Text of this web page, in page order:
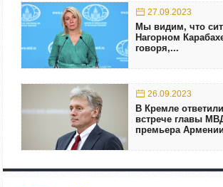
27.09.2023
Мы видим, что
Нагорном
говоря,...
26.09.2023
В Кремле
встрече главы
премьера